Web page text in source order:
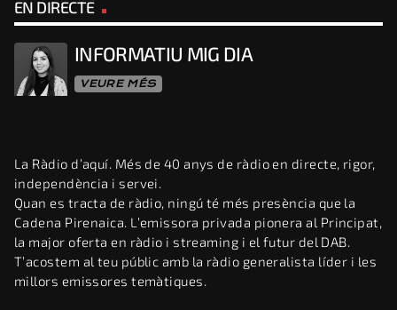
EN DIRECTE
INFORMATIU MIG DIA
VEURE MÉS
La Ràdio d’aquí. Més de 40 anys de ràdio en directe, rigor,
independència i servei.
Quan es tracta de ràdio, ningú té més presència que la
Cadena Pirenaica. L’emissora privada pionera al Principat,
la major oferta en ràdio i streaming i el futur del DAB.
T’acostem al teu públic amb la ràdio generalista líder i les
millors emissores temàtiques.